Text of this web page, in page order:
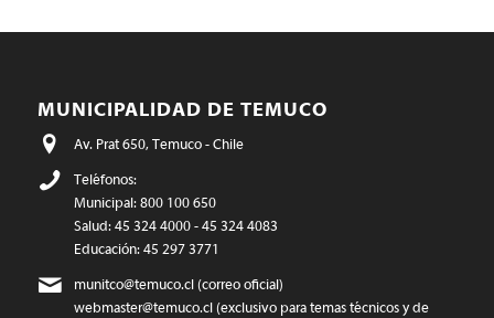
MUNICIPALIDAD DE TEMUCO
Av. Prat 650, Temuco - Chile
Teléfonos:
Municipal: 800 100 650
Salud: 45 324 4000 - 45 324 4083
Educación: 45 297 3771
munitco@temuco.cl(correo oficial)
webmaster@temuco.cl(exclusivo para temas técnicos y de